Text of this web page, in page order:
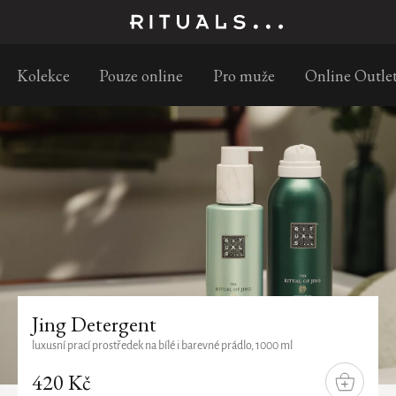
Objednejte do 11:30 a doručíme
Kolekce Pouze online Pro muže Online
Jing Detergent
420 Kč
DO
luxusní prací prostředek na bílé i barevné prádlo, 1000 ml